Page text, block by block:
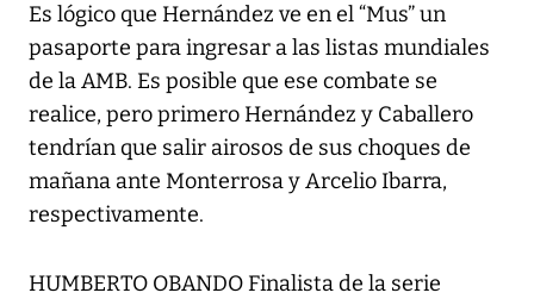
Es lógico que Hernández ve en el “Mus” un
pasaporte para ingresar a las listas mundiales
de la AMB. Es posible que ese combate se
realice, pero primero Hernández y Caballero
tendrían que salir airosos de sus choques de
mañana ante Monterrosa y Arcelio Ibarra,
respectivamente.
HUMBERTO OBANDO Finalista de la serie